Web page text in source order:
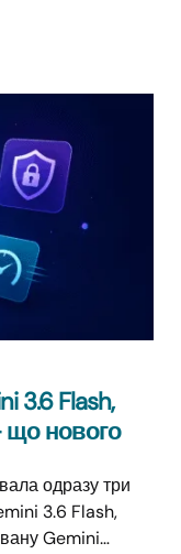
3.6 Flash,
що нового
одразу три
3.6 Flash,
Gemini…